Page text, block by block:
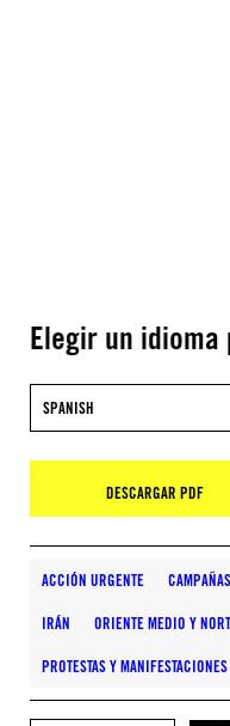
Elegir un
SPANISH
DESCARGAR PDF
ACCIÓN URGENTE CAMPAÑAS
IRÁN ORIENTE MEDIO Y
PROTESTAS Y MANIFESTACIONES